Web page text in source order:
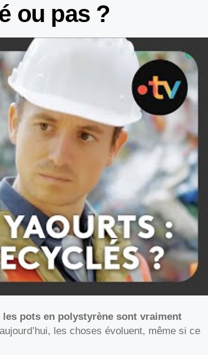
ou pas ?
les pots en polystyrène sont vraiment
les choses évoluent, même si ce